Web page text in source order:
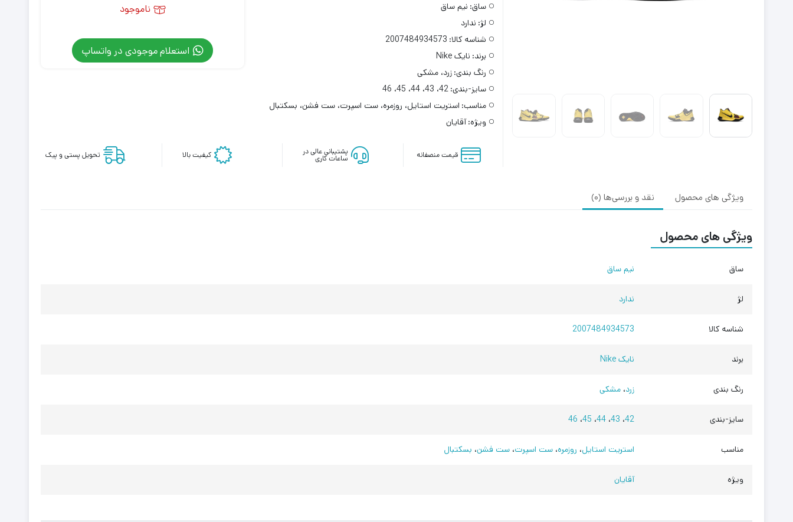
ساق: نیم ساق
لژ: ندارد
شناسه کالا: 2007484934573
برند: نایک Nike
رنگ بندی: زرد، مشکی
سایز-بندی: 42، 43، 44، 45، 46
مناسب: استریت استایل، روزمره، ست اسپرت، ست فشن، بسکتبال
ویژه:آقایان
ناموجود
استعلام موجودی در واتساپ
قیمت منصفانه پشتیبانی عالی در
ساعات کاری کیفیت بالا تحویل پستی و پیک
ویژگی های محصول نقد و بررسی‌ها (0)
ویژگی های محصول
ساق نیم ساق
لژ ندارد
شناسه کالا 2007484934573
برند نایک Nike
رنگ بندی زرد، مشکی
سایز-بندی 42، 43، 44، 45، 46
مناسب استریت استایل، روزمره، ست اسپرت، ست فشن، بسکتبال
ویژه آقایان